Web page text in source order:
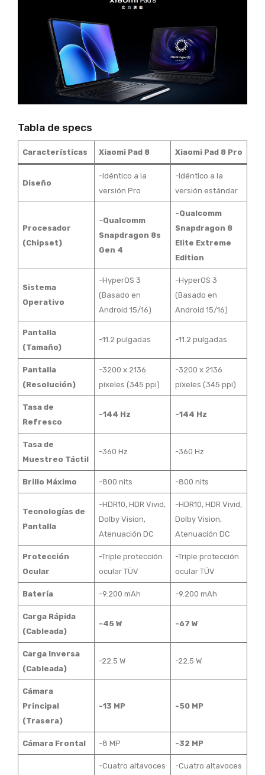
Tabla de specs
Características Xiaomi Pad 8 Xiaomi Pad 8 Pro
Diseño
-Idéntico a la
versión Pro
-Idéntico a la
versión estándar
Procesador
(Chipset)
–Qualcomm
Snapdragon 8s
Gen 4
-Qualcomm
Snapdragon 8
Elite Extreme
Edition
Sistema
Operativo
-HyperOS 3
(Basado en
Android 15/16)
-HyperOS 3
(Basado en
Android 15/16)
Pantalla
(Tamaño)
-11.2 pulgadas -11.2 pulgadas
Pantalla
(Resolución)
-3200 x 2136
píxeles (345 ppi)
-3200 x 2136
píxeles (345 ppi)
Tasa de
Refresco
-144 Hz -144 Hz
Tasa de
Muestreo Táctil
-360 Hz -360 Hz
Brillo Máximo -800 nits -800 nits
Tecnologías de
Pantalla
-HDR10, HDR Vivid,
Dolby Vision,
Atenuación DC
-HDR10, HDR Vivid,
Dolby Vision,
Atenuación DC
Protección
Ocular
-Triple protección
ocular TÜV
-Triple protección
ocular TÜV
Batería -9.200 mAh -9.200 mAh
Carga Rápida
(Cableada)
-45 W -67 W
Carga Inversa
(Cableada)
-22.5 W -22.5 W
Cámara
Principal
(Trasera)
-13 MP -50 MP
Cámara Frontal -8 MP -32 MP
-Cuatro altavoces
-Cuatro altavoces